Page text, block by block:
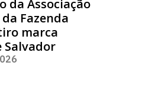
da Associação
Fazenda
marca
Salvador